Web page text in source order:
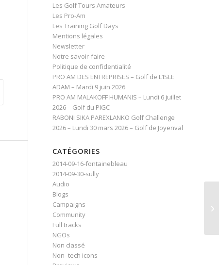
Les Golf Tours Amateurs
Les Pro-Am
Les Training Golf Days
Mentions légales
Newsletter
Notre savoir-faire
Politique de confidentialité
PRO AM DES ENTREPRISES – Golf de L’ISLE
ADAM – Mardi 9 juin 2026
PRO AM MALAKOFF HUMANIS – Lundi 6 juillet
2026 – Golf du PIGC
RABONI SIKA PAREXLANKO Golf Challenge
2026 – Lundi 30 mars 2026 – Golf de Joyenval
CATÉGORIES
2014-09-16-fontainebleau
2014-09-30-sully
Audio
Blogs
Campaigns
Community
Full tracks
NGOs
Non classé
Non- tech icons